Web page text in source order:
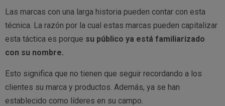
Las marcas con una larga historia pueden contar con esta
técnica. La razón por la cual estas marcas pueden capitalizar
esta táctica es porque su público ya está familiarizado
con su nombre.
Esto significa que no tienen que seguir recordando a los
clientes su marca y productos. Además, ya se han
establecido como líderes en su campo.